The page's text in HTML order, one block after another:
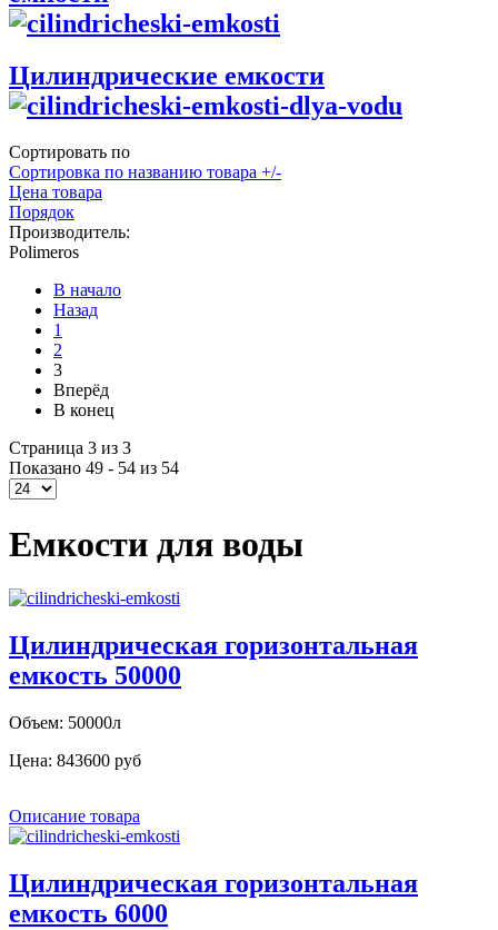
Цилиндрические емкости
Сортировать по
Сортировка по названию товара +/-
Цена товара
Порядок
Производитель:
Polimeros
В начало
Назад
1
2
3
Вперёд
В конец
Страница 3 из 3
Показано 49 - 54 из 54
Емкости для воды
Цилиндрическая горизонтальная
емкость 50000
Объем: 50000л
Цена: 843600 руб
Описание товара
Цилиндрическая горизонтальная
емкость 6000